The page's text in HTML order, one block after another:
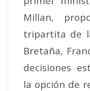
Millan,
tripartita de
Bretaña,
decisiones
la opción de